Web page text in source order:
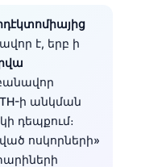
է, երբ ի
ի անկման
դեպքում։
ոսկորների»